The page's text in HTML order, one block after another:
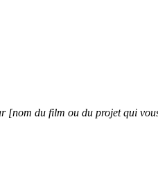
du film ou du projet qui